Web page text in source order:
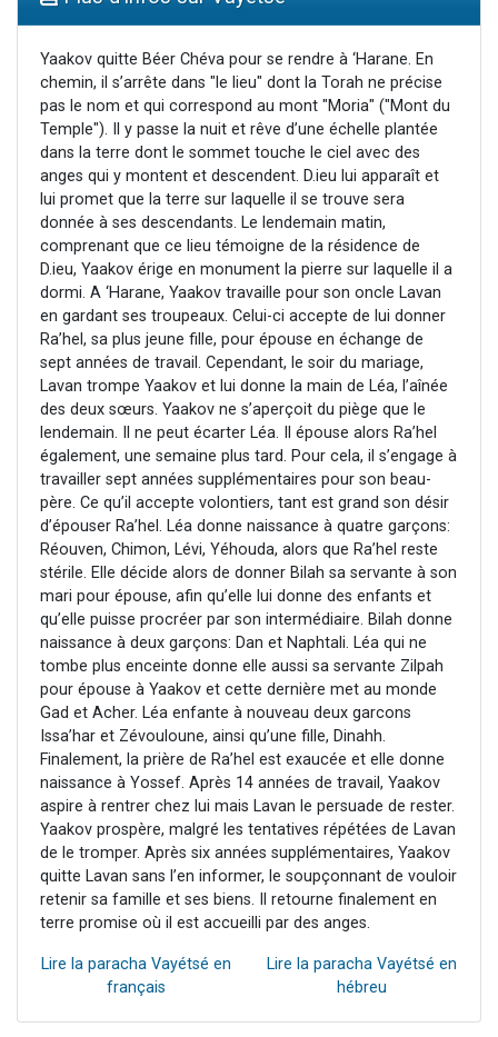
30 personnes viennent de faire un don pour Sauvez la jambe de Yohan
Il reste 49 places pour étudier en groupe sur Zoom
12 nouvelles musiques dans Torah-Box Music
Yaakov quitte Béer Chéva pour se rendre à ‘Harane. En
chemin, il s’arrête dans "le lieu" dont la Torah ne précise
pas le nom et qui correspond au mont "Moria" ("Mont du
Temple"). Il y passe la nuit et rêve d’une échelle plantée
dans la terre dont le sommet touche le ciel avec des
anges qui y montent et descendent. D.ieu lui apparaît et
lui promet que la terre sur laquelle il se trouve sera
donnée à ses descendants. Le lendemain matin,
comprenant que ce lieu témoigne de la résidence de
D.ieu, Yaakov érige en monument la pierre sur laquelle il a
dormi. A ‘Harane, Yaakov travaille pour son oncle Lavan
en gardant ses troupeaux. Celui-ci accepte de lui donner
Ra’hel, sa plus jeune fille, pour épouse en échange de
sept années de travail. Cependant, le soir du mariage,
Lavan trompe Yaakov et lui donne la main de Léa, l’aînée
des deux sœurs. Yaakov ne s’aperçoit du piège que le
lendemain. Il ne peut écarter Léa. Il épouse alors Ra’hel
également, une semaine plus tard. Pour cela, il s’engage à
travailler sept années supplémentaires pour son beau-
père. Ce qu’il accepte volontiers, tant est grand son désir
d’épouser Ra’hel. Léa donne naissance à quatre garçons:
Réouven, Chimon, Lévi, Yéhouda, alors que Ra’hel reste
stérile. Elle décide alors de donner Bilah sa servante à son
mari pour épouse, afin qu’elle lui donne des enfants et
qu’elle puisse procréer par son intermédiaire. Bilah donne
naissance à deux garçons: Dan et Naphtali. Léa qui ne
tombe plus enceinte donne elle aussi sa servante Zilpah
pour épouse à Yaakov et cette dernière met au monde
Gad et Acher. Léa enfante à nouveau deux garcons
Issa’har et Zévouloune, ainsi qu’une fille, Dinahh.
Finalement, la prière de Ra’hel est exaucée et elle donne
naissance à Yossef. Après 14 années de travail, Yaakov
aspire à rentrer chez lui mais Lavan le persuade de rester.
Yaakov prospère, malgré les tentatives répétées de Lavan
de le tromper. Après six années supplémentaires, Yaakov
quitte Lavan sans l’en informer, le soupçonnant de vouloir
retenir sa famille et ses biens. Il retourne finalement en
terre promise où il est accueilli par des anges.
Lire la paracha Vayétsé en
français
Lire la paracha Vayétsé en
hébreu